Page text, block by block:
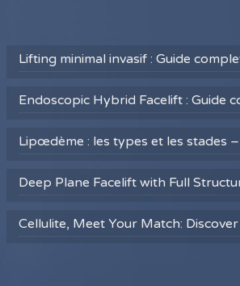
Lifting minimal invasif : Guide
Endoscopic Hybrid Facelift : Guide
Lipœdème : les types et les stades
Deep Plane Facelift with Full
Cellulite, Meet Your Match: